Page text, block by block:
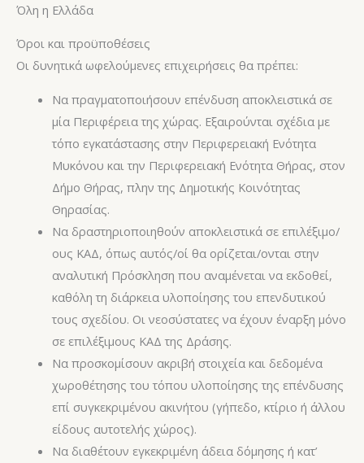
Όλη η Ελλάδα
Όροι και προϋποθέσεις
Οι δυνητικά ωφελούμενες επιχειρήσεις θα πρέπει:
Να πραγματοποιήσουν επένδυση αποκλειστικά σε
μία Περιφέρεια της χώρας. Εξαιρούνται σχέδια με
τόπο εγκατάστασης στην Περιφερειακή Ενότητα
Μυκόνου και την Περιφερειακή Ενότητα Θήρας, στον
Δήμο Θήρας, πλην της Δημοτικής Κοινότητας
Θηρασίας.
Να δραστηριοποιηθούν αποκλειστικά σε επιλέξιμο/
ους ΚΑΔ, όπως αυτός/οί θα ορίζεται/ονται στην
αναλυτική Πρόσκληση που αναμένεται να εκδοθεί,
καθόλη τη διάρκεια υλοποίησης του επενδυτικού
τους σχεδίου. Οι νεοσύστατες να έχουν έναρξη μόνο
σε επιλέξιμους ΚΑΔ της Δράσης.
Να προσκομίσουν ακριβή στοιχεία και δεδομένα
χωροθέτησης του τόπου υλοποίησης της επένδυσης
επί συγκεκριμένου ακινήτου (γήπεδο, κτίριο ή άλλου
είδους αυτοτελής χώρος).
Να διαθέτουν εγκεκριμένη άδεια δόμησης ή κατ’